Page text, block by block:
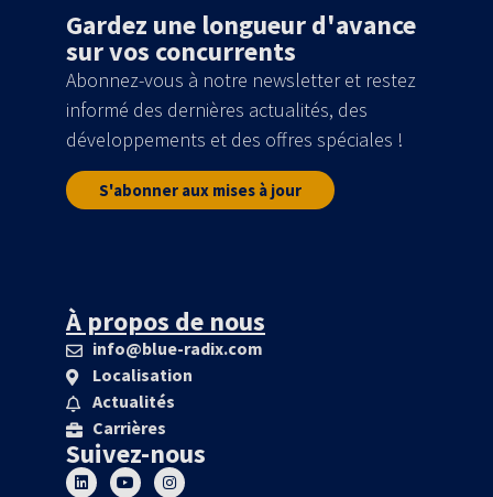
Gardez une longueur d'avance
sur vos concurrents
Abonnez-vous à notre newsletter et restez
informé des dernières actualités, des
développements et des offres spéciales !
S'abonner aux mises à jour
À propos de nous
info@blue-radix.com
Localisation
Actualités
Carrières
Suivez-nous